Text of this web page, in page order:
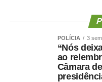
WhatsApp
POLÍCIA 3
“Nós
ao
Câmara